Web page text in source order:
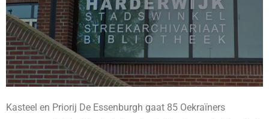
Kasteel en Priorij De Essenburgh gaat 85 Oekraïners